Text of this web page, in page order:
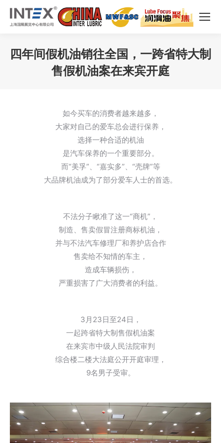
四年间假机油销往全国，一跨省特大制
售假机油案在来宾开庭
如今买车的消费者越来越多，
大家对自己的爱车总会进行保养，
选择一种合适的机油
是汽车保养的一个重要部分。
而“美孚”、“嘉实多”、“壳牌”等
大品牌机油成为了部分爱车人士的首选。
不法分子瞅准了这一“商机”，
制造、售卖假冒注册商标机油，
并与不法汽车修理厂和养护店合作
售卖给不知情的车主，
造成车辆损伤，
严重损害了广大消费者的利益。
3月23日至24日，
一起跨省特大制售假机油案
在来宾市中级人民法院审判
综合楼二楼大法庭公开开庭审理，
9名男子受审。